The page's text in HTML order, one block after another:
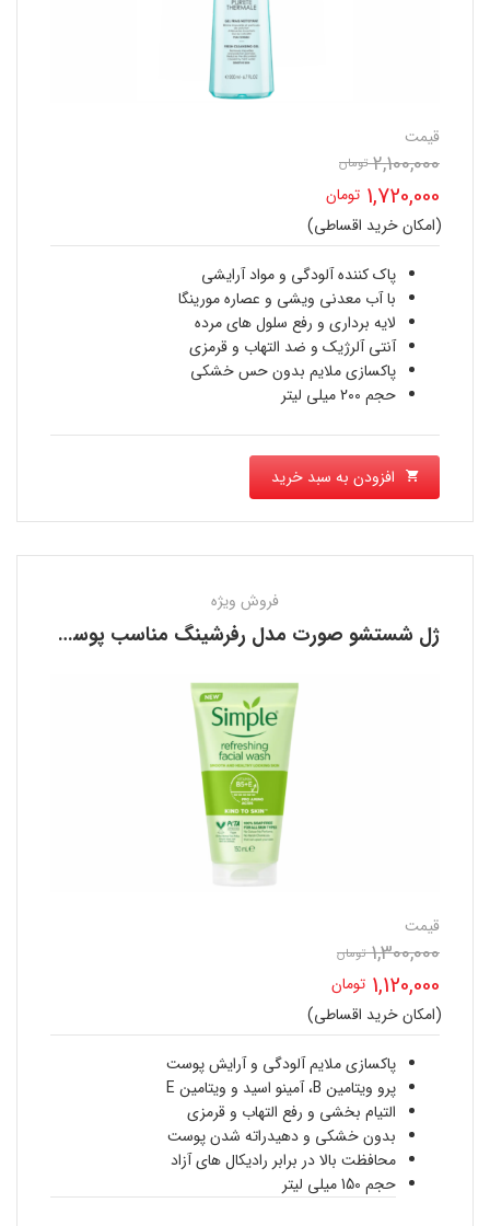
قیمت
2,100,000 تومان
اصلی
2,100,000 تومان
بود.
1,720,000 تومان
قیمت
فعلی
1,720,000 تومان
است.
(امکان خرید اقساطی)
پاک کننده آلودگی و مواد آرایشی
با آب معدنی ویشی و عصاره مورینگا
لایه برداری و رفع سلول های مرده
آنتی آلرژیک و ضد التهاب و قرمزی
پاکسازی ملایم بدون حس خشکی
حجم 200 میلی لیتر
افزودن به سبد خرید
فروش ویژه
ژل شستشو صورت مدل رفرشینگ مناسب پوست حساس سیمپل SIMPLE
قیمت
1,300,000 تومان
اصلی
1,300,000 تومان
بود.
1,120,000 تومان
قیمت
فعلی
1,120,000 تومان
است.
(امکان خرید اقساطی)
پاکسازی ملایم آلودگی و آرایش پوست
پرو ویتامین B، آمینو اسید و ویتامین E
التیام بخشی و رفع التهاب و قرمزی
بدون خشکی و دهیدراته شدن پوست
محافظت بالا در برابر رادیکال های آزاد
حجم 150 میلی لیتر